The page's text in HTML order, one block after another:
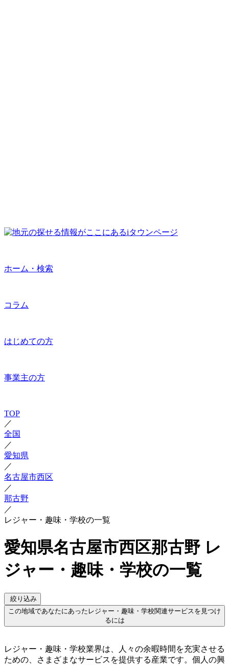
ホーム・検索
コラム
はじめての方
事業主の方
TOP
／
全国
／
愛知県
／
名古屋市西区
／
那古野
／
レジャー・趣味・学校の一覧
愛知県名古屋市西区那古野 レ
ジャー・趣味・学校の一覧
絞り込み
この地域であなたにあったレジャー・趣味・学校関連サービスを見つけ
るには
レジャー・趣味・学校業界は、人々の余暇時間を充実させる
ための、さまざまなサービスを提供する産業です。個人の興